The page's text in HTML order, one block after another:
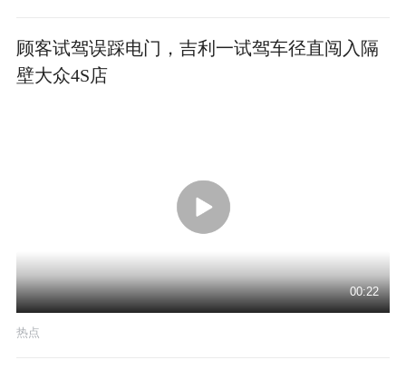
顾客试驾误踩电门，吉利一试驾车径直闯入隔
壁大众4S店
00:22
热点